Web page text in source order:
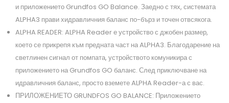
и приложението Grundfos GO Balance. Заедно с тях, системата
ALPHA3 прави хидравличния баланс по-бърз и точен отвсякога.
ALPHA READER: ALPHA Reader е устройство с джобен размер,
което се прикрепя към предната част на ALPHA3. Благодарение на
светлинен сигнал от помпата, устройството комуникира с
приложението на Grundfos GO баланс. След приключване на
идравличния баланс, просто вземете ALPHA Reader-а с вас.
ПРИЛОЖЕНИЕТО GRUNDFOS GO BALANCE: Приложението